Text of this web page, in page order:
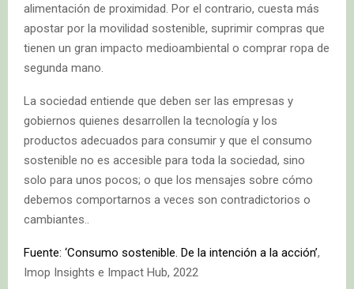
alimentación de proximidad. Por el contrario, cuesta más
apostar por la movilidad sostenible, suprimir compras que
tienen un gran impacto medioambiental o comprar ropa de
segunda mano.
La sociedad entiende que deben ser las empresas y
gobiernos quienes desarrollen la tecnología y los
productos adecuados para consumir y que el consumo
sostenible no es accesible para toda la sociedad, sino
solo para unos pocos; o que los mensajes sobre cómo
debemos comportarnos a veces son contradictorios o
cambiantes..
Fuente: ‘Consumo sostenible. De la intención a la acción’,
Imop Insights e Impact Hub, 2022